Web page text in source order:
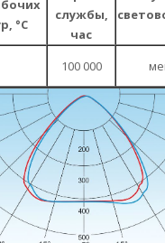
°С
службы,
час
100 000